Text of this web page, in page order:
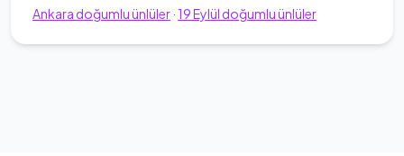
Ankara doğumlu ünlüler· 19Eylül doğumlu ünlüler